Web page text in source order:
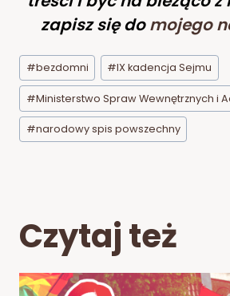
zapisz się do mojego
Tagi
wpisu:
#bezdomni #IX kadencja Sejmu
#Ministerstwo Spraw Wewnętrznych i
#narodowy spis powszechny
Czytaj też